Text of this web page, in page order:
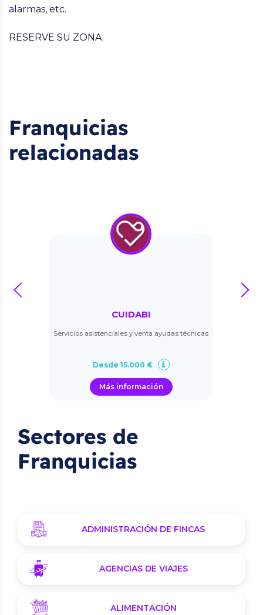
alarmas, etc.
RESERVE SU ZONA.
Franquicias
relacionadas
CUIDABI
Servicios asistenciales y venta ayudas técnicas
Desde 15.000 €
Más información
prev next
Sectores de
Franquicias
ADMINISTRACIÓN DE FINCAS
AGENCIAS DE VIAJES
ALIMENTACIÓN